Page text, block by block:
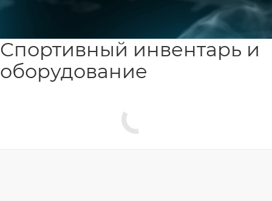
Спортивный инвентарь и
оборудование